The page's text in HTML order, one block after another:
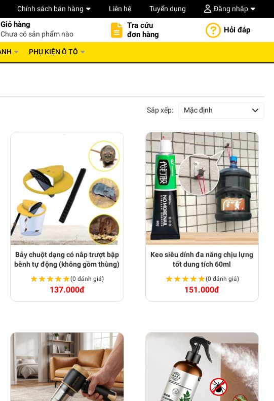
Chính sách bán hàng Liên hệ Tuyển dụng Đăng nhập
Giỏ hàng
Chưa có sản phẩm nào
Tra cứu
đơn hàng
Hỏi đáp
PHỤ KIỆN Ô TÔ
Sắp xếp: Mặc định
Bẫy chuột dạng có nắp trượt bập
bênh tự động (không gồm thùng)
★★★★★
★★★★★(0 đánh giá)
137.000đ
Keo siêu dính đa năng chịu lựng
tốt dung tích 60ml
★★★★★
★★★★★(0 đánh giá)
151.000đ